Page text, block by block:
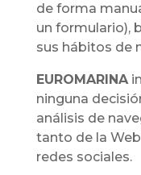
de forma
un formulario),
sus hábitos de
EUROMARINA
ninguna
análisis de
tanto de la
redes sociales.